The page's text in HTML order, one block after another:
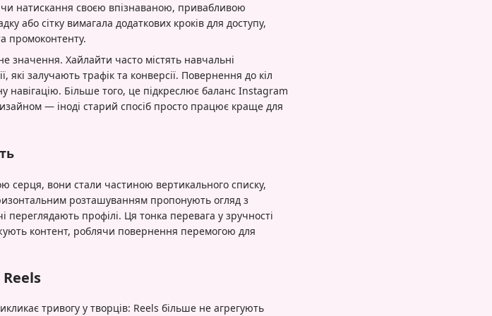
натискання своєю впізнаваною, привабливою
або сітку вимагала додаткових кроків для доступу,
промоконтенту.
значення. Хайлайти часто містять навчальні
які залучають трафік та конверсії. Повернення до кіл
навігацію. Більше того, це підкреслює баланс Instagram
— іноді старий спосіб просто працює краще для
серця, вони стали частиною вертикального списку,
розташуванням пропонують огляд з
переглядають профілі. Ця тонка перевага у зручності
контент, роблячи повернення перемогою для
тривогу у творців: Reels більше не агрегують